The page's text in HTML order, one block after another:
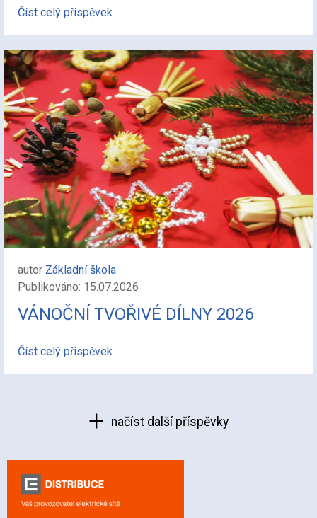
Číst celý příspěvek
autor Základní škola
Publikováno: 15.07.2026
VÁNOČNÍ TVOŘIVÉ DÍLNY 2026
Číst celý příspěvek
načíst další příspěvky